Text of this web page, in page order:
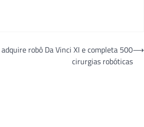
robô Da Vinci XI e completa 500
cirurgias robóticas
⟶